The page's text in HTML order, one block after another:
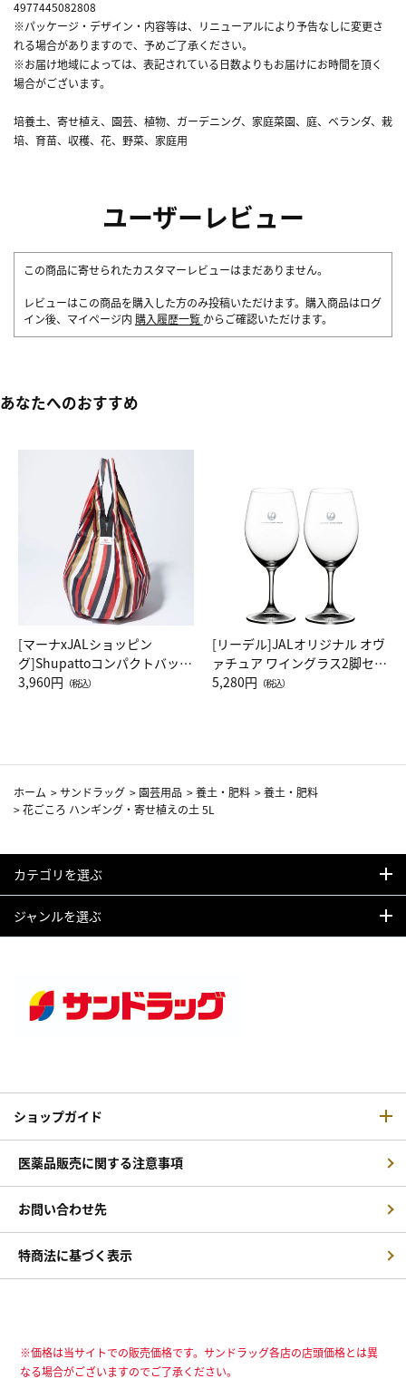
4977445082808
※パッケージ・デザイン・内容等は、リニューアルにより予告なしに変更さ
れる場合がありますので、予めご了承ください。
※お届け地域によっては、表記されている日数よりもお届けにお時間を頂く
場合がございます。
培養土、寄せ植え、園芸、植物、ガーデニング、家庭菜園、庭、ベランダ、栽
培、育苗、収穫、花、野菜、家庭用
ユーザーレビュー
この商品に寄せられたカスタマーレビューはまだありません。
レビューはこの商品を購入した方のみ投稿いただけます。購入商品はログ
イン後、マイページ内 購入履歴一覧 からご確認いただけます。
あなたへのおすすめ
[マーナxJALショッピン
グ]Shupattoコンパクトバッグ
Drop JAL客室乗務員（LC）ス
3,960円 （税込）
[リーデル]JALオリジナル オヴ
ァチュア ワイングラス2脚セッ
ト（レッドワイン）
5,280円 （税込）
ホーム >サンドラッグ > 園芸用品 >養土・肥料 >養土・肥料
>花ごころ ハンギング・寄せ植えの土 5L
カテゴリを選ぶ
ジャンルを選ぶ
ショップガイド
医薬品販売に関する注意事項
お問い合わせ先
特商法に基づく表示
※価格は当サイトでの販売価格です。サンドラッグ各店の店頭価格とは異
なる場合がございますのでご了承ください。